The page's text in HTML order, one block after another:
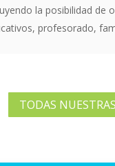
la posibilidad de
profesorado,
TODAS